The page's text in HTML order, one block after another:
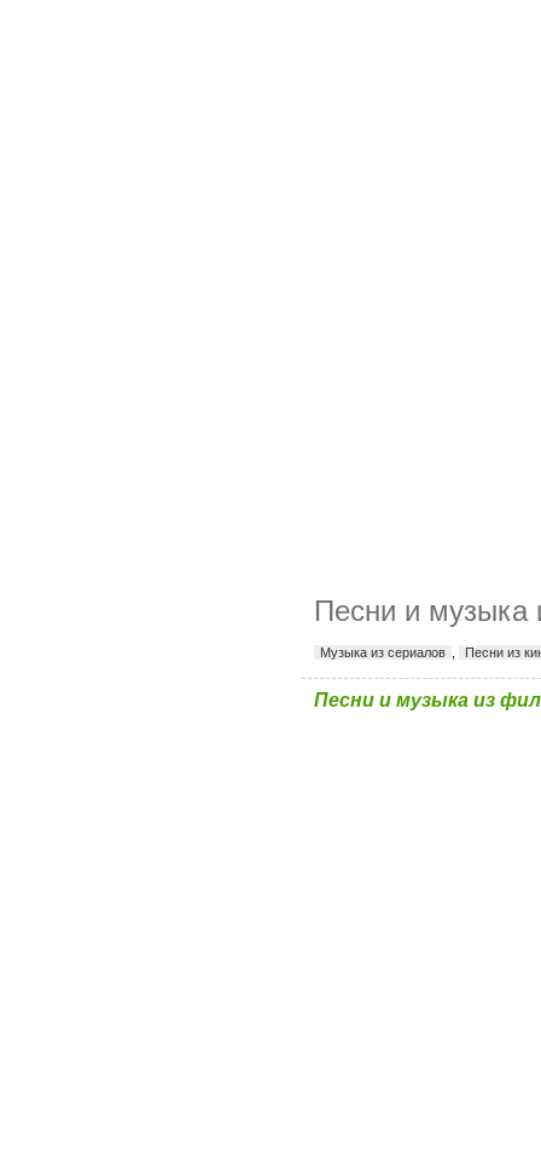
Песни и музыка
Музыка из сериалов Песни из
Песни и музыка из